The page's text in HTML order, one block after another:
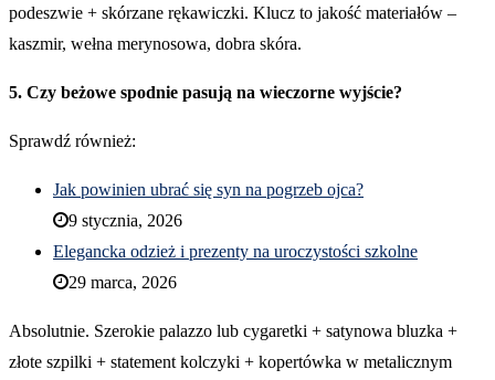
podeszwie + skórzane rękawiczki. Klucz to jakość materiałów –
kaszmir, wełna merynosowa, dobra skóra.
5. Czy beżowe spodnie pasują na wieczorne wyjście?
Sprawdź również:
Jak powinien ubrać się syn na pogrzeb ojca?
9 stycznia, 2026
Elegancka odzież i prezenty na uroczystości szkolne
29 marca, 2026
Absolutnie. Szerokie palazzo lub cygaretki + satynowa bluzka +
złote szpilki + statement kolczyki + kopertówka w metalicznym